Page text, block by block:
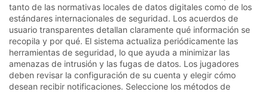
tanto de las normativas locales de datos digitales como de los
estándares internacionales de seguridad. Los acuerdos de
usuario transparentes detallan claramente qué información se
recopila y por qué. El sistema actualiza periódicamente las
herramientas de seguridad, lo que ayuda a minimizar las
amenazas de intrusión y las fugas de datos. Los jugadores
deben revisar la configuración de su cuenta y elegir cómo
desean recibir notificaciones. Seleccione los métodos de